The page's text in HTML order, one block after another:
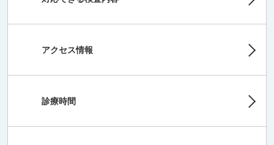
アクセス情報
診療時間